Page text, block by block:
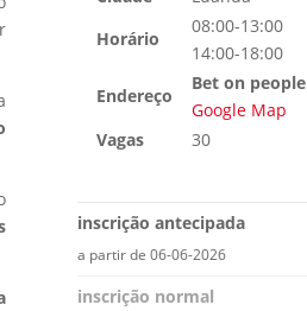
Horário
08:00-13:00
14:00-18:00
Endereço
Bet on people
Google Map
Vagas
30
inscrição antecipada
a partir de 06-06-2026
inscrição normal